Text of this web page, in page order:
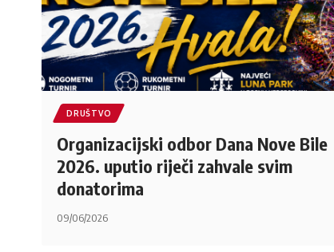
DRUŠTVO
Organizacijski odbor Dana Nove Bile
2026. uputio riječi zahvale svim
donatorima
09/06/2026